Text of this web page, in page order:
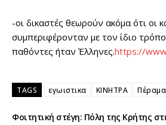
-οι δικαστές θεωρούν ακόμα ότι οι
συμπεριφέρονταν με τον ίδιο
παθόντες ήταν Έλληνες.https://
TAGS εγωιστικα ΚΙΝΗΤΡΑ Πέραμα
Φοιτητική στέγη: Πόλη της Κρήτης